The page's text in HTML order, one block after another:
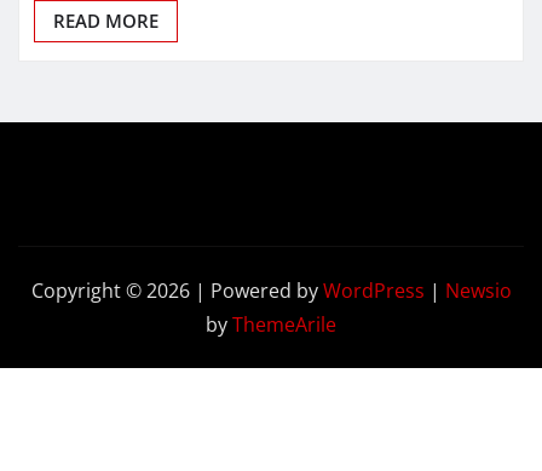
READ MORE
Copyright © 2026 | Powered byWordPress | Newsio
byThemeArile